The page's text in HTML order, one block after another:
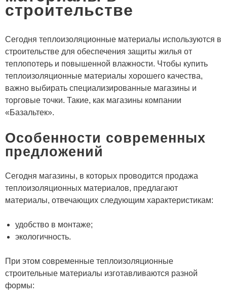
строительстве
Сегодня теплоизоляционные материалы используются в
строительстве для обеспечения защиты жилья от
теплопотерь и повышенной влажности. Чтобы купить
теплоизоляционные материалы хорошего качества,
важно выбирать специализированные магазины и
торговые точки. Такие, как магазины компании
«Базальтек».
Особенности современных
предложений
Сегодня магазины, в которых проводится продажа
теплоизоляционных материалов, предлагают
материалы, отвечающих следующим характеристикам:
удобство в монтаже;
экологичность.
При этом современные теплоизоляционные
строительные материалы изготавливаются разной
формы: